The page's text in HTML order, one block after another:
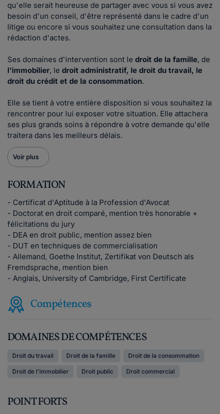
qu'elle serait heureuse de partager avec vous si vous avez
besoin d'un conseil, d'être représenté dans le cadre d'un
litige ou encore si vous souhaitez une consultation dans la
rédaction d'actes.
Ses domaines d'intervention sont le droit de la famille, de
l'immobilier, le droit administratif, le droit du travail, le
droit du crédit et de la consommation.
Elle se tient à votre entière disposition si vous souhaitez la
rencontrer pour lui exposer votre situation. Elle attachera
ses plus grands soins à répondre à votre demande qu'elle
traitera dans les meilleurs délais.
Voir plus
FORMATION
- Certificat d'Aptitude à la Profession d'Avocat
- Doctorat en droit comparé, mention très honorable +
félicitations du jury
- DEA en droit public, mention assez bien
- DUT en techniques de commercialisation
- Allemand, Goethe Institut, Zertifikat von Deutsch als
Fremdsprache, mention bien
- Anglais, University of Cambridge, First Certificate
Compétences
DOMAINES DE COMPÉTENCES
Droit du travail Droit de la famille Droit de la consommation
Droit de l'immobilier Droit public Droit commercial
POINT FORTS